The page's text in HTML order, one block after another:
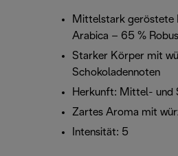
Mittelstark geröstete
Arabica – 65 %
Starker Körper mit
Schokoladennoten
Herkunft: Mittel- und
Zartes Aroma mit
Intensität: 5